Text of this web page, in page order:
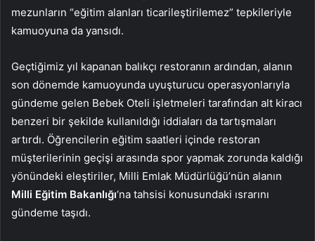
mezunların “eğitim alanları ticarileştirilemez” tepkileriyle
kamuoyuna da yansıdı.
Geçtiğimiz yıl kapanan balıkçı restoranın ardından, alanın
son dönemde kamuoyunda uyuşturucu operasyonlarıyla
gündeme gelen Bebek Oteli işletmeleri tarafından alt kiracı
benzeri bir şekilde kullanıldığı iddiaları da tartışmaları
artırdı. Öğrencilerin eğitim saatleri içinde restoran
müşterilerinin geçişi arasında spor yapmak zorunda kaldığı
yönündeki eleştiriler, Milli Emlak Müdürlüğü’nün alanın
Milli Eğitim Bakanlığı‘na tahsisi konusundaki ısrarını
gündeme taşıdı.